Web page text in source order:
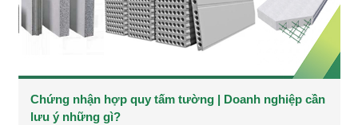
Chứng nhận hợp quy tấm tường | Doanh nghiệp cần
lưu ý những gì?